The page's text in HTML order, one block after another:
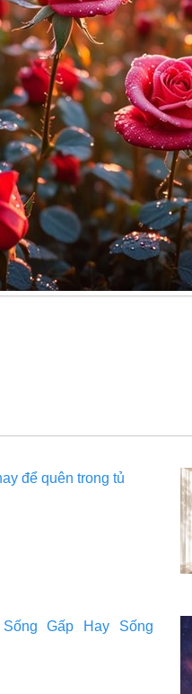
để quên trong tủ
Gấp Hay Sống